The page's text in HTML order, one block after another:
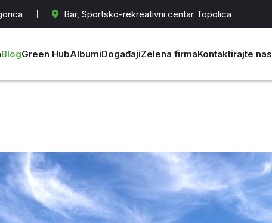
Bar, Sportsko-rekreativni centar Topolica
BlogGreen HubAlbumiDogađajiZelena firmaKontaktirajte nas